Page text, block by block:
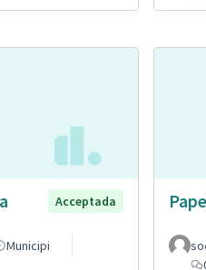
Acceptada
Municipi